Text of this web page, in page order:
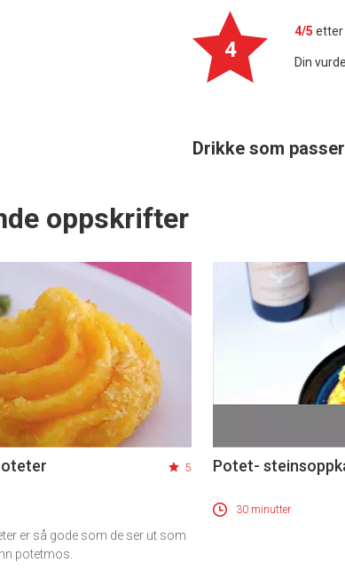
4
4/5 etter
Din
Drikke som
oppskrifter
5
er så gode som de ser ut som
potetmos.
Potet-
30 minutter